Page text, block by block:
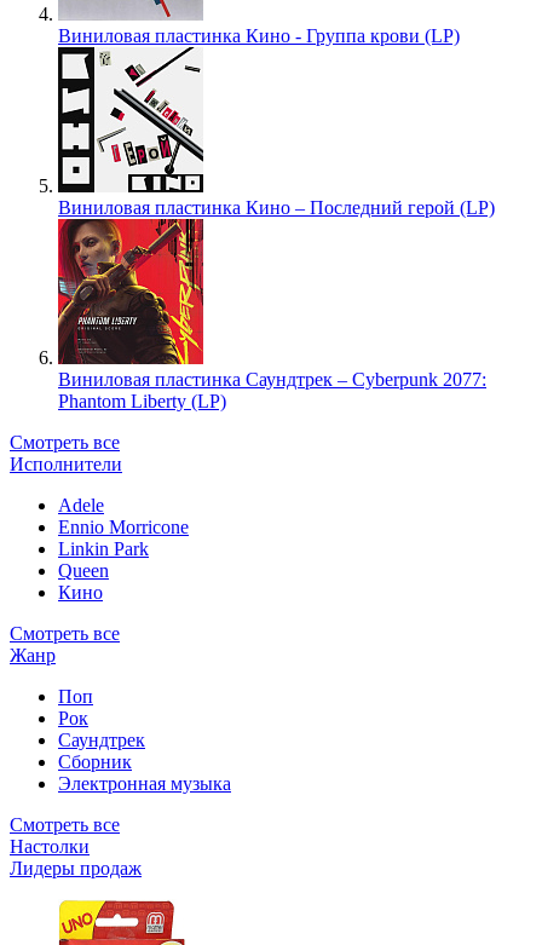
Виниловая пластинка Кино - Группа крови (LP)
Виниловая пластинка Кино – Последний герой (LP)
Виниловая пластинка Саундтрек – Cyberpunk 2077:
Phantom Liberty (LP)
Смотреть все
Исполнители
Adele
Ennio Morricone
Linkin Park
Queen
Кино
Смотреть все
Жанр
Поп
Рок
Саундтрек
Сборник
Электронная музыка
Смотреть все
Настолки
Лидеры продаж